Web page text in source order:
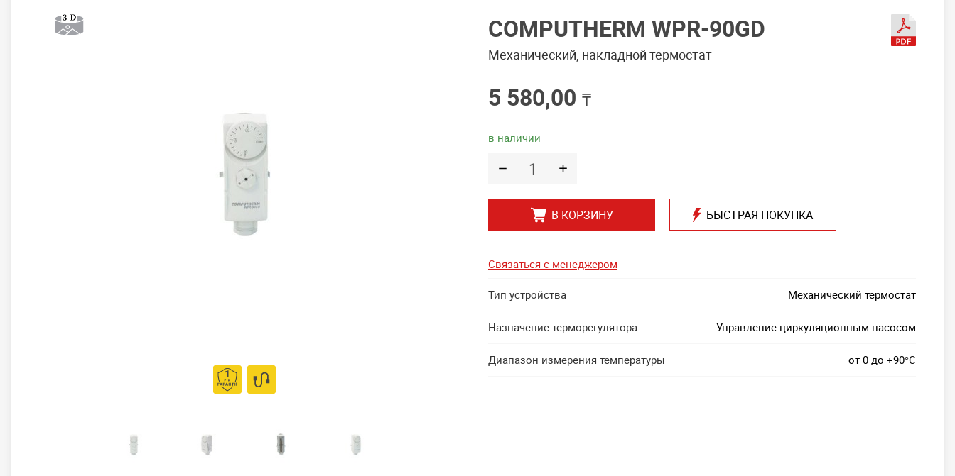
COMPUTHERM WPR-90GD
Механический, накладной термостат
5 580,00 ₸
в наличии
В КОРЗИНУ БЫСТРАЯ ПОКУПКА
Связаться с менеджером
Тип устройства Механический термостат
Назначение терморегулятора Управление циркуляционным насосом
Диапазон измерения температуры от 0 до +90°C